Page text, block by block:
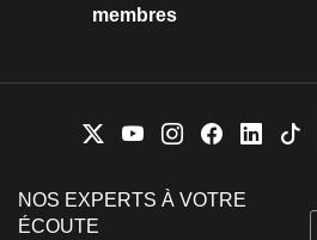
membres
NOS EXPERTS À VOTRE
ÉCOUTE